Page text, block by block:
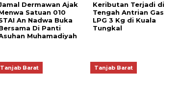
Dermawan Ajak
Satuan 010
An Nadwa Buka
Di Panti
Muhamadiyah
Keributan Terjadi di
Tengah Antrian Gas
LPG 3 Kg di Kuala
Tungkal
Tanjab Barat Tanjab Barat